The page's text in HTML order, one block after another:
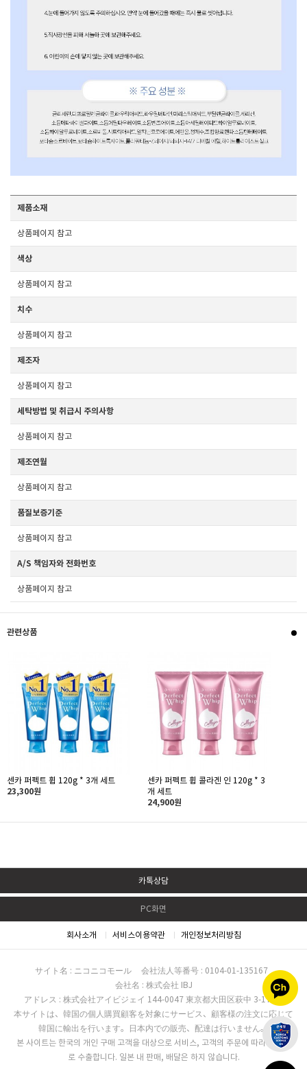
제품소재
상품페이지 참고
색상
상품페이지 참고
치수
상품페이지 참고
제조자
상품페이지 참고
세탁방법 및 취급시 주의사항
상품페이지 참고
제조연월
상품페이지 참고
품질보증기준
상품페이지 참고
A/S 책임자와 전화번호
상품페이지 참고
관련상품
센카 퍼펙트 휩 120g * 3개 세트
23,300원
센카 퍼펙트 휩 콜라겐 인 120g * 3
개 세트
24,900원
카톡상담
PC화면
회사소개 서비스이용약관 개인정보처리방침
サイト名 : ニコニコモール
会社法人等番号 : 0104-01-135167
会社名 : 株式会社 IBJ
アドレス : 株式会社アイビジェイ 144-0047 東京都大田区萩中 3-17-16
本サイトは、韓国の個人購買顧客を対象にサービス、顧客様の注文に応じて
韓国に輸出を行います。日本内での販売、配達は行いません。
본 사이트는 한국의 개인 구매 고객을 대상으로 서비스, 고객의 주문에 따라 한국으
로 수출합니다. 일본 내 판매, 배달은 하지 않습니다.